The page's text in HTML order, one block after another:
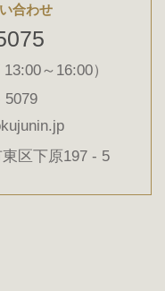
合わせ
～16:00）
5079
区下原197 - 5